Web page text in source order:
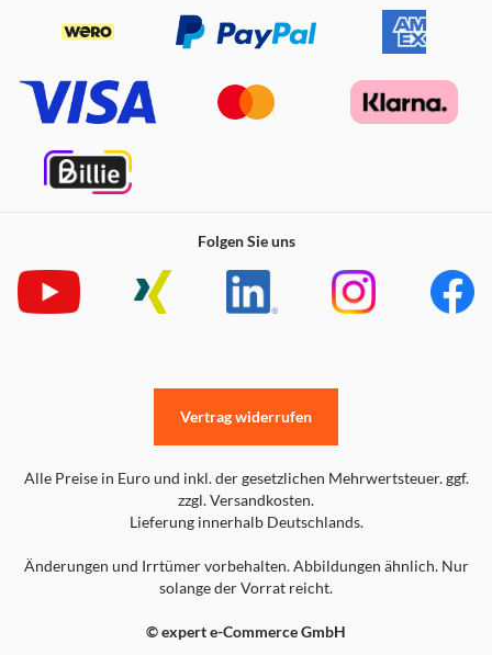
Folgen Sie uns
Alle Preise in Euro und inkl. der gesetzlichen Mehrwertsteuer. ggf.
zzgl. Versandkosten.
Lieferung innerhalb Deutschlands.
Änderungen und Irrtümer vorbehalten. Abbildungen ähnlich. Nur
solange der Vorrat reicht.
© expert e-Commerce GmbH
Vertrag widerrufen